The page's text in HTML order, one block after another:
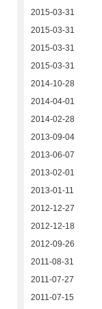
2015-03-31
2015-03-31
2015-03-31
2015-03-31
2014-10-28
2014-04-01
2014-02-28
2013-09-04
2013-06-07
2013-02-01
2013-01-11
2012-12-27
2012-12-18
2012-09-26
2011-08-31
2011-07-27
2011-07-15